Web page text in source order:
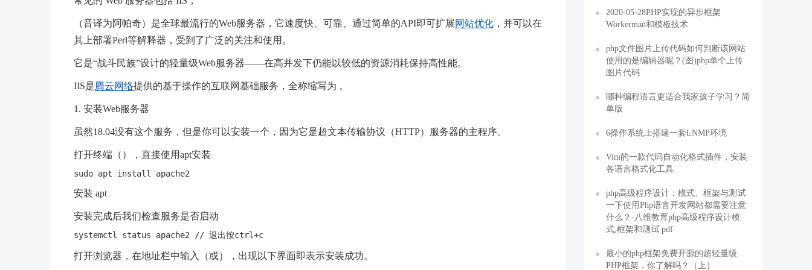
（音译为阿帕奇）是全球最流行的Web服务器，它速度快、可靠、通过简单的API即可扩展网站优化 ，并可以在
其上部署Perl等解释器，受到了广泛的关注和使用。
它是“战斗民族”设计的轻量级Web服务器——在高并发下仍能以较低的资源消耗保持高性能。
IIS是 腾云网络提供的基于操作的互联网基础服务，全称缩写为 。
1. 安装Web服务器
虽然18.04没有这个服务，但是你可以安装一个，因为它是超文本传输​​协议（HTTP）服务器的主程序。
打开终端（），直接使用apt安装
安装 apt
安装完成后我们检查服务是否启动
打开浏览器，在地址栏中输入（或），出现以下界面即表示安装成功。
2020-05-28PHP实现的异步框架
Workerman和模板技术
php文件图片上传代码如何判断该网站
使用的是编辑器呢？(图)php单个上传
图片代码
哪种编程语言更适合我家孩子学习？简
单版
6操作系统上搭建一套LNMP环境
Vim的一款代码自动化格式插件，安装
各语言格式化工具
php高级程序设计：模式、框架与测试
一下使用Php语言开发网站都需要注意
什么？-八维教育php高级程序设计模
式,框架和测试 pdf
最小的php框架免费开源的超轻量级
PHP框架，你了解吗？（上）